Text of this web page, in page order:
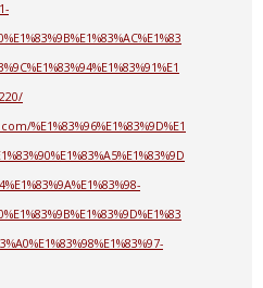
%E1%83%96%E1%83%9D%E1